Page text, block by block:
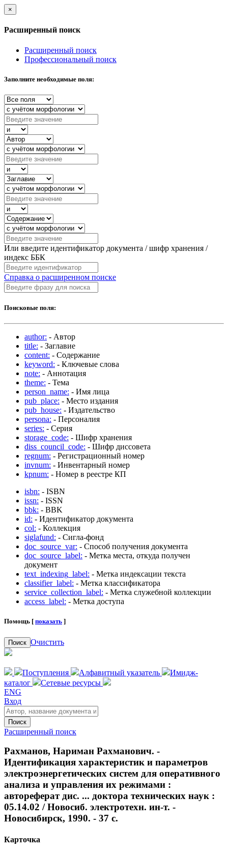
×
Расширенный поиск
Расширенный поиск
Профессиональный поиск
Заполните необходимые поля:
Или введите идентификатор документа / шифр хранения /
индекс ББК
Справка о расширенном поиске
Поисковые поля:
author: - Автор
title: - Заглавие
content: - Содержание
keyword: - Ключевые слова
note: - Аннотация
theme: - Тема
person_name: - Имя лица
pub_place: - Место издания
pub_house: - Издательство
persona: - Персоналия
series: - Серия
storage_code: - Шифр хранения
diss_council_code: - Шифр диссовета
regnum: - Регистрационный номер
invnum: - Инвентарный номер
kpnum: - Номер в реестре КП
isbn: - ISBN
issn: - ISSN
bbk: - BBK
id: - Идентификатор документа
col: - Коллекция
siglafund: - Сигла-фонд
doc_source_var: - Способ получения документа
doc_source_label: - Метка места, откуда получен
документ
text_indexing_label: - Метка индексации текста
classifier_label: - Метка классификатора
service_collection_label: - Метка служебной коллекции
access_label: - Метка доступа
Помощь [ показать ]
Поиск Очистить
Поступления Алфавитный указатель
Имидж-
каталог
Сетевые ресурсы
ENG
Вход
Поиск
Расширенный поиск
Рахманов, Нариман Рахманович. -
Идентификация характеристик и параметров
электроэнергетических систем для оперативного
анализа и управления их режимами :
автореферат дис. ... доктора технических наук :
05.14.02 / Новосиб. электротехн. ин-т. -
Новосибирск, 1990. - 37 с.
Карточка